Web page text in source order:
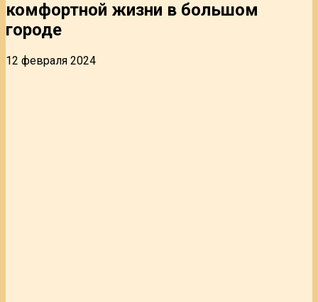
комфортной жизни в большом
городе
12 февраля 2024